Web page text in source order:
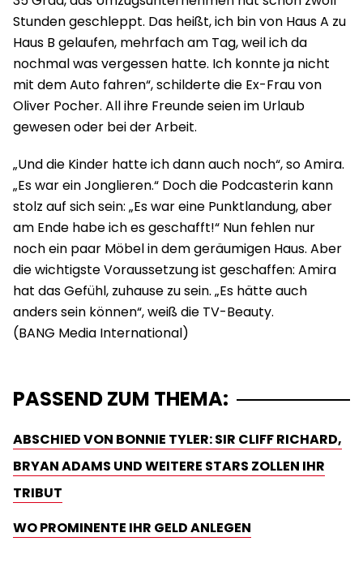
Stunden geschleppt. Das heißt, ich bin von Haus A zu
Haus B gelaufen, mehrfach am Tag, weil ich da
nochmal was vergessen hatte. Ich konnte ja nicht
mit dem Auto fahren“, schilderte die Ex-Frau von
Oliver Pocher. All ihre Freunde seien im Urlaub
gewesen oder bei der Arbeit.
„Und die Kinder hatte ich dann auch noch“, so Amira.
„Es war ein Jonglieren.“ Doch die Podcasterin kann
stolz auf sich sein: „Es war eine Punktlandung, aber
am Ende habe ich es geschafft!“ Nun fehlen nur
noch ein paar Möbel in dem geräumigen Haus. Aber
die wichtigste Voraussetzung ist geschaffen: Amira
hat das Gefühl, zuhause zu sein. „Es hätte auch
anders sein können“, weiß die TV-Beauty.
PASSEND ZUM THEMA:
ABSCHIED VON BONNIE TYLER: SIR CLIFF RICHARD,
BRYAN ADAMS UND WEITERE STARS ZOLLEN IHR
TRIBUT
WO PROMINENTE IHR GELD ANLEGEN